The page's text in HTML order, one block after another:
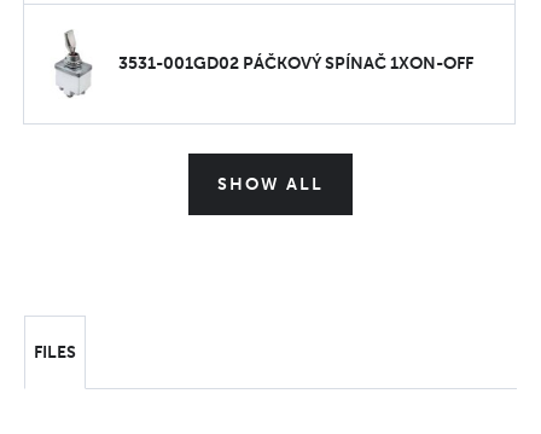
3531-001GD02 PÁČKOVÝ SPÍNAČ 1XON-OFF
SHOW ALL
FILES